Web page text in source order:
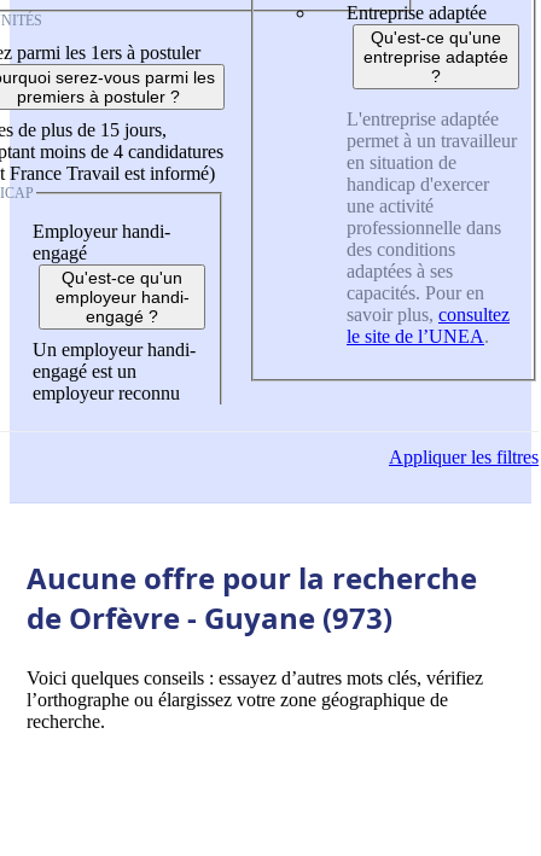
parmi les 1ers à postuler
serez-vous parmi les
premiers à postuler ?
de plus de 15 jours,
moins de 4 candidatures
France Travail est informé)
Employeur handi-
engagé
Qu'est-ce qu'un
employeur handi-
engagé ?
Un employeur handi-
engagé est un
employeur reconnu
Entreprise adaptée
Qu'est-ce qu'une
entreprise adaptée
?
L'entreprise adaptée
permet à un travailleur
en situation de
handicap d'exercer
une activité
professionnelle dans
des conditions
adaptées à ses
capacités. Pour en
savoir plus, consultez
le site de l’UNEA.
Appliquerles filtres
Aucune offre pour la recherche
de Orfèvre - Guyane (973)
Voici quelques conseils : essayez d’autres mots clés, vérifiez
l’orthographe ou élargissez votre zone géographique de
recherche.